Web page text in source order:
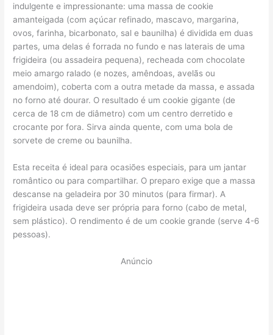
indulgente e impressionante: uma massa de cookie
amanteigada (com açúcar refinado, mascavo, margarina,
ovos, farinha, bicarbonato, sal e baunilha) é dividida em duas
partes, uma delas é forrada no fundo e nas laterais de uma
frigideira (ou assadeira pequena), recheada com chocolate
meio amargo ralado (e nozes, amêndoas, avelãs ou
amendoim), coberta com a outra metade da massa, e assada
no forno até dourar. O resultado é um cookie gigante (de
cerca de 18 cm de diâmetro) com um centro derretido e
crocante por fora. Sirva ainda quente, com uma bola de
sorvete de creme ou baunilha.
Esta receita é ideal para ocasiões especiais, para um jantar
romântico ou para compartilhar. O preparo exige que a massa
descanse na geladeira por 30 minutos (para firmar). A
frigideira usada deve ser própria para forno (cabo de metal,
sem plástico). O rendimento é de um cookie grande (serve 4-6
pessoas).
Anúncio